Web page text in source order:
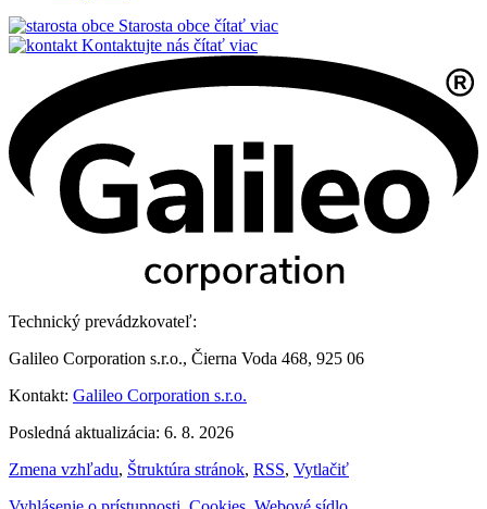
Starosta obce čítať viac
Kontaktujte nás čítať viac
Technický prevádzkovateľ:
Galileo Corporation s.r.o., Čierna Voda 468, 925 06
Kontakt: Galileo Corporation s.r.o.
Posledná aktualizácia: 6. 8. 2026
Zmena vzhľadu, Štruktúra stránok, RSS, Vytlačiť